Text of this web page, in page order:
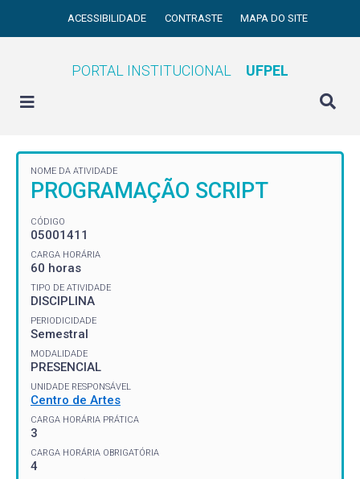
ACESSIBILIDADE CONTRASTE MAPA DO SITE
PORTAL INSTITUCIONAL UFPEL
NOME DA ATIVIDADE
PROGRAMAÇÃO SCRIPT
CÓDIGO
05001411
CARGA HORÁRIA
60 horas
TIPO DE ATIVIDADE
DISCIPLINA
PERIODICIDADE
Semestral
MODALIDADE
PRESENCIAL
UNIDADE RESPONSÁVEL
Centro de Artes
CARGA HORÁRIA PRÁTICA
3
CARGA HORÁRIA OBRIGATÓRIA
4